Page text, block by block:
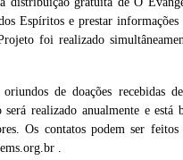
Espíritos e prestar informações
foi realizado
de doações recebidas
realizado anualmente e está
Os contatos podem ser
.